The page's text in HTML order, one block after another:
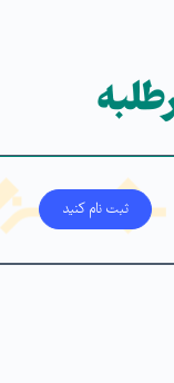
ثبت‌ نام کنید